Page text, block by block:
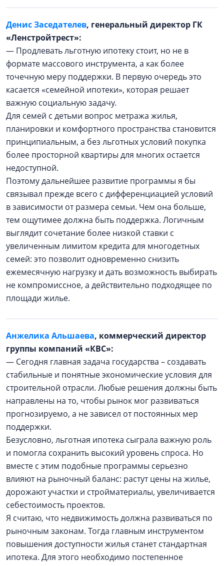
Денис Заседателев, генеральный директор ГК
«Ленстройтрест»:
— Продлевать льготную ипотеку стоит, но не в
формате массового инструмента, а как более
точечную меру поддержки. В первую очередь это
касается «семейной ипотеки», которая решает
важную социальную задачу.
Для семей с детьми вопрос метража жилья,
планировки и комфортного пространства становится
принципиальным, а без льготных условий покупка
более просторной квартиры для многих остается
недоступной.
Поэтому дальнейшее развитие программы я бы
связывал прежде всего с дифференциацией условий
в зависимости от размера семьи. Чем она больше,
тем ощутимее должна быть поддержка. Логичным
выглядит сочетание более низкой ставки с
увеличенным лимитом кредита для многодетных
семей: это позволит одновременно снизить
ежемесячную нагрузку и дать возможность выбирать
не компромиссное, а действительно подходящее по
площади жилье.
Анжелика Альшаева, коммерческий директор
группы компаний «КВС»:
— Сегодня главная задача государства – создавать
стабильные и понятные экономические условия для
строительной отрасли. Любые решения должны быть
направлены на то, чтобы рынок мог развиваться
прогнозируемо, а не зависел от постоянных мер
поддержки.
Безусловно, льготная ипотека сыграла важную роль
и помогла сохранить высокий уровень спроса. Но
вместе с этим подобные программы серьезно
влияют на рыночный баланс: растут цены на жилье,
дорожают участки и стройматериалы, увеличивается
себестоимость проектов.
Я считаю, что недвижимость должна развиваться по
рыночным законам. Тогда главным инструментом
повышения доступности жилья станет стандартная
ипотека. Для этого необходимо постепенное